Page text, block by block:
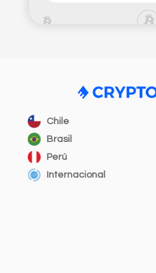
Chile
Brasil
Perú
Internacional